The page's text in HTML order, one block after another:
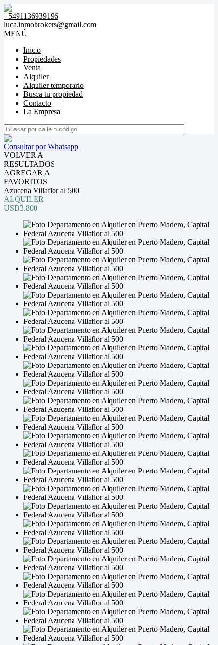
+5491136939196
luca.inmobrokers@gmail.com
MENÚ
Inicio
Propiedades
Venta
Alquiler
Alquiler temporario
Busca tu propiedad
Contacto
La Empresa
Consultar por Whatsapp
VOLVER A
RESULTADOS
AGREGAR A
FAVORITOS
Azucena Villaflor al 500
ALQUILER
USD3.800